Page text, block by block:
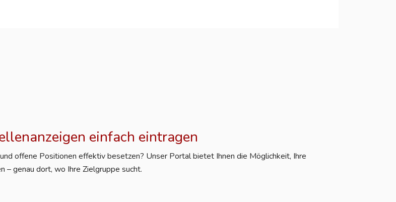
einfach eintragen
offene Positionen effektiv besetzen? Unser Portal bietet Ihnen die Möglichkeit, Ihre
– genau dort, wo Ihre Zielgruppe sucht.